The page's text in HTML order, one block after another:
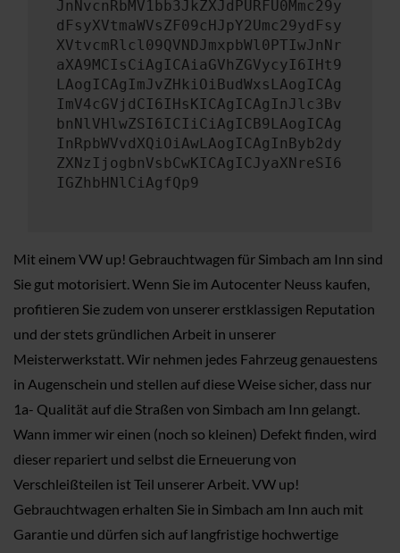
JnNvcnRbMV1bb3JkZXJdPURFU0Mmc29y
dFsyXVtmaWVsZF09cHJpY2Umc29ydFsy
XVtvcmRlcl09QVNDJmxpbWl0PTIwJnNr
aXA9MCIsCiAgICAiaGVhZGVycyI6IHt9
LAogICAgImJvZHkiOiBudWxsLAogICAg
ImV4cGVjdCI6IHsKICAgICAgInJlc3Bv
bnNlVHlwZSI6ICIiCiAgICB9LAogICAg
InRpbWVvdXQiOiAwLAogICAgInByb2dy
ZXNzIjogbnVsbCwKICAgICJyaXNreSI6
IGZhbHNlCiAgfQp9
Mit einem VW up! Gebrauchtwagen für Simbach am Inn sind
Sie gut motorisiert. Wenn Sie im Autocenter Neuss kaufen,
profitieren Sie zudem von unserer erstklassigen Reputation
und der stets gründlichen Arbeit in unserer
Meisterwerkstatt. Wir nehmen jedes Fahrzeug genauestens
in Augenschein und stellen auf diese Weise sicher, dass nur
1a- Qualität auf die Straßen von Simbach am Inn gelangt.
Wann immer wir einen (noch so kleinen) Defekt finden, wird
dieser repariert und selbst die Erneuerung von
Verschleißteilen ist Teil unserer Arbeit. VW up!
Gebrauchtwagen erhalten Sie in Simbach am Inn auch mit
Garantie und dürfen sich auf langfristige hochwertige